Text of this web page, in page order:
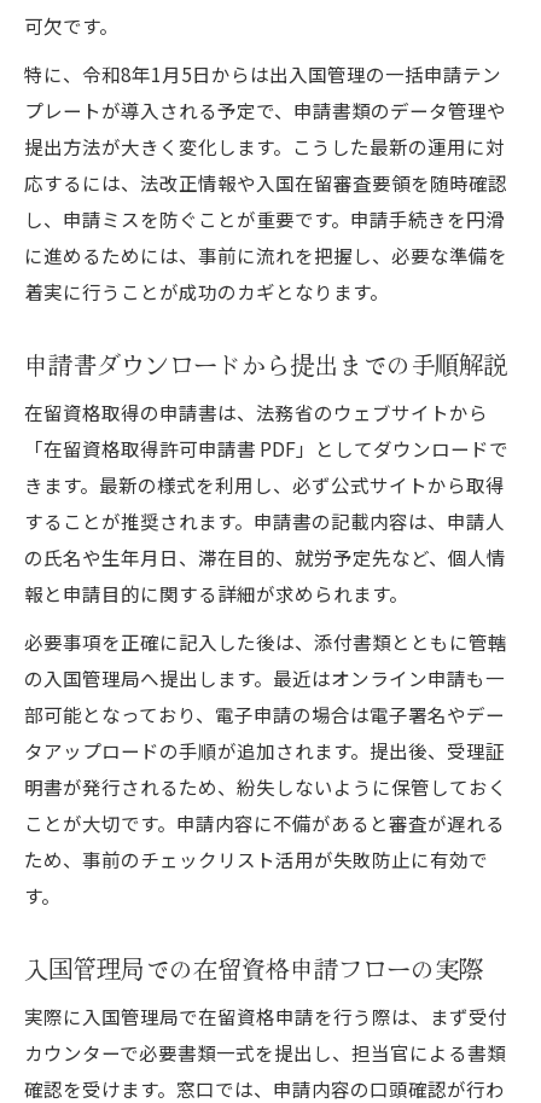
可欠です。
特に、令和8年1月5日からは出入国管理の一括申請テン
プレートが導入される予定で、申請書類のデータ管理や
提出方法が大きく変化します。こうした最新の運用に対
応するには、法改正情報や入国在留審査要領を随時確認
し、申請ミスを防ぐことが重要です。申請手続きを円滑
に進めるためには、事前に流れを把握し、必要な準備を
着実に行うことが成功のカギとなります。
申請書ダウンロードから提出までの手順解説
在留資格取得の申請書は、法務省のウェブサイトから
「在留資格取得許可申請書 PDF」としてダウンロードで
きます。最新の様式を利用し、必ず公式サイトから取得
することが推奨されます。申請書の記載内容は、申請人
の氏名や生年月日、滞在目的、就労予定先など、個人情
報と申請目的に関する詳細が求められます。
必要事項を正確に記入した後は、添付書類とともに管轄
の入国管理局へ提出します。最近はオンライン申請も一
部可能となっており、電子申請の場合は電子署名やデー
タアップロードの手順が追加されます。提出後、受理証
明書が発行されるため、紛失しないように保管しておく
ことが大切です。申請内容に不備があると審査が遅れる
ため、事前のチェックリスト活用が失敗防止に有効で
す。
入国管理局での在留資格申請フローの実際
実際に入国管理局で在留資格申請を行う際は、まず受付
カウンターで必要書類一式を提出し、担当官による書類
確認を受けます。窓口では、申請内容の口頭確認が行わ